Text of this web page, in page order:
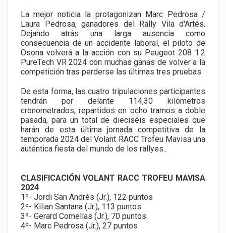
La mejor noticia la protagonizan Marc Pedrosa /
Laura Pedrosa, ganadores del Rally Vila d'Artés.
Dejando atrás una larga ausencia como
consecuencia de un accidente laboral, el piloto de
Osona volverá a la acción con su Peugeot 208 1.2
PureTech VR 2024 con muchas ganas de volver a la
competición tras perderse las últimas tres pruebas
De esta forma, las cuatro tripulaciones participantes
tendrán por delante 114,30 kilómetros
cronometrados, repartidos en ocho tramos a doble
pasada, para un total de dieciséis especiales que
harán de esta última jornada competitiva de la
temporada 2024 del Volant RACC Trofeu Mavisa una
auténtica fiesta del mundo de los rallyes..
CLASIFICACIÓN VOLANT RACC TROFEU MAVISA
2024
1º- Jordi San Andrés (Jr.), 122 puntos
2º- Kilian Santana (Jr.), 113 puntos
3º- Gerard Comellas (Jr.), 70 puntos
4º- Marc Pedrosa (Jr.), 27 puntos